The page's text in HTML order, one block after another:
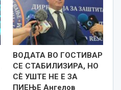
ВОДАТА ВО ГОСТИВАР
СЕ СТАБИЛИЗИРА, НО
СÈ УШТЕ НЕ Е ЗА
ПИЕЊЕ Ангелов